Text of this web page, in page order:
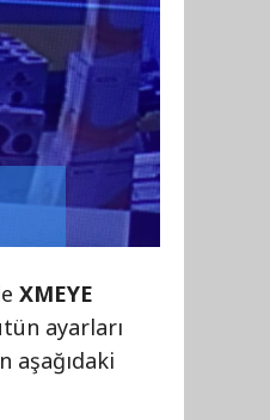
XMEYE
ayarları